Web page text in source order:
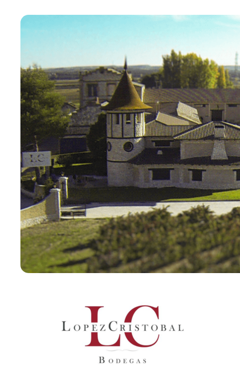
BODEGAS LOPEZ
CRISTOBAL
Rodzinna winnica położona w samym sercu
Ribera del Duero.